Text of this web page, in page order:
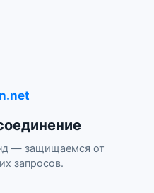
— защищаемся от
запросов.